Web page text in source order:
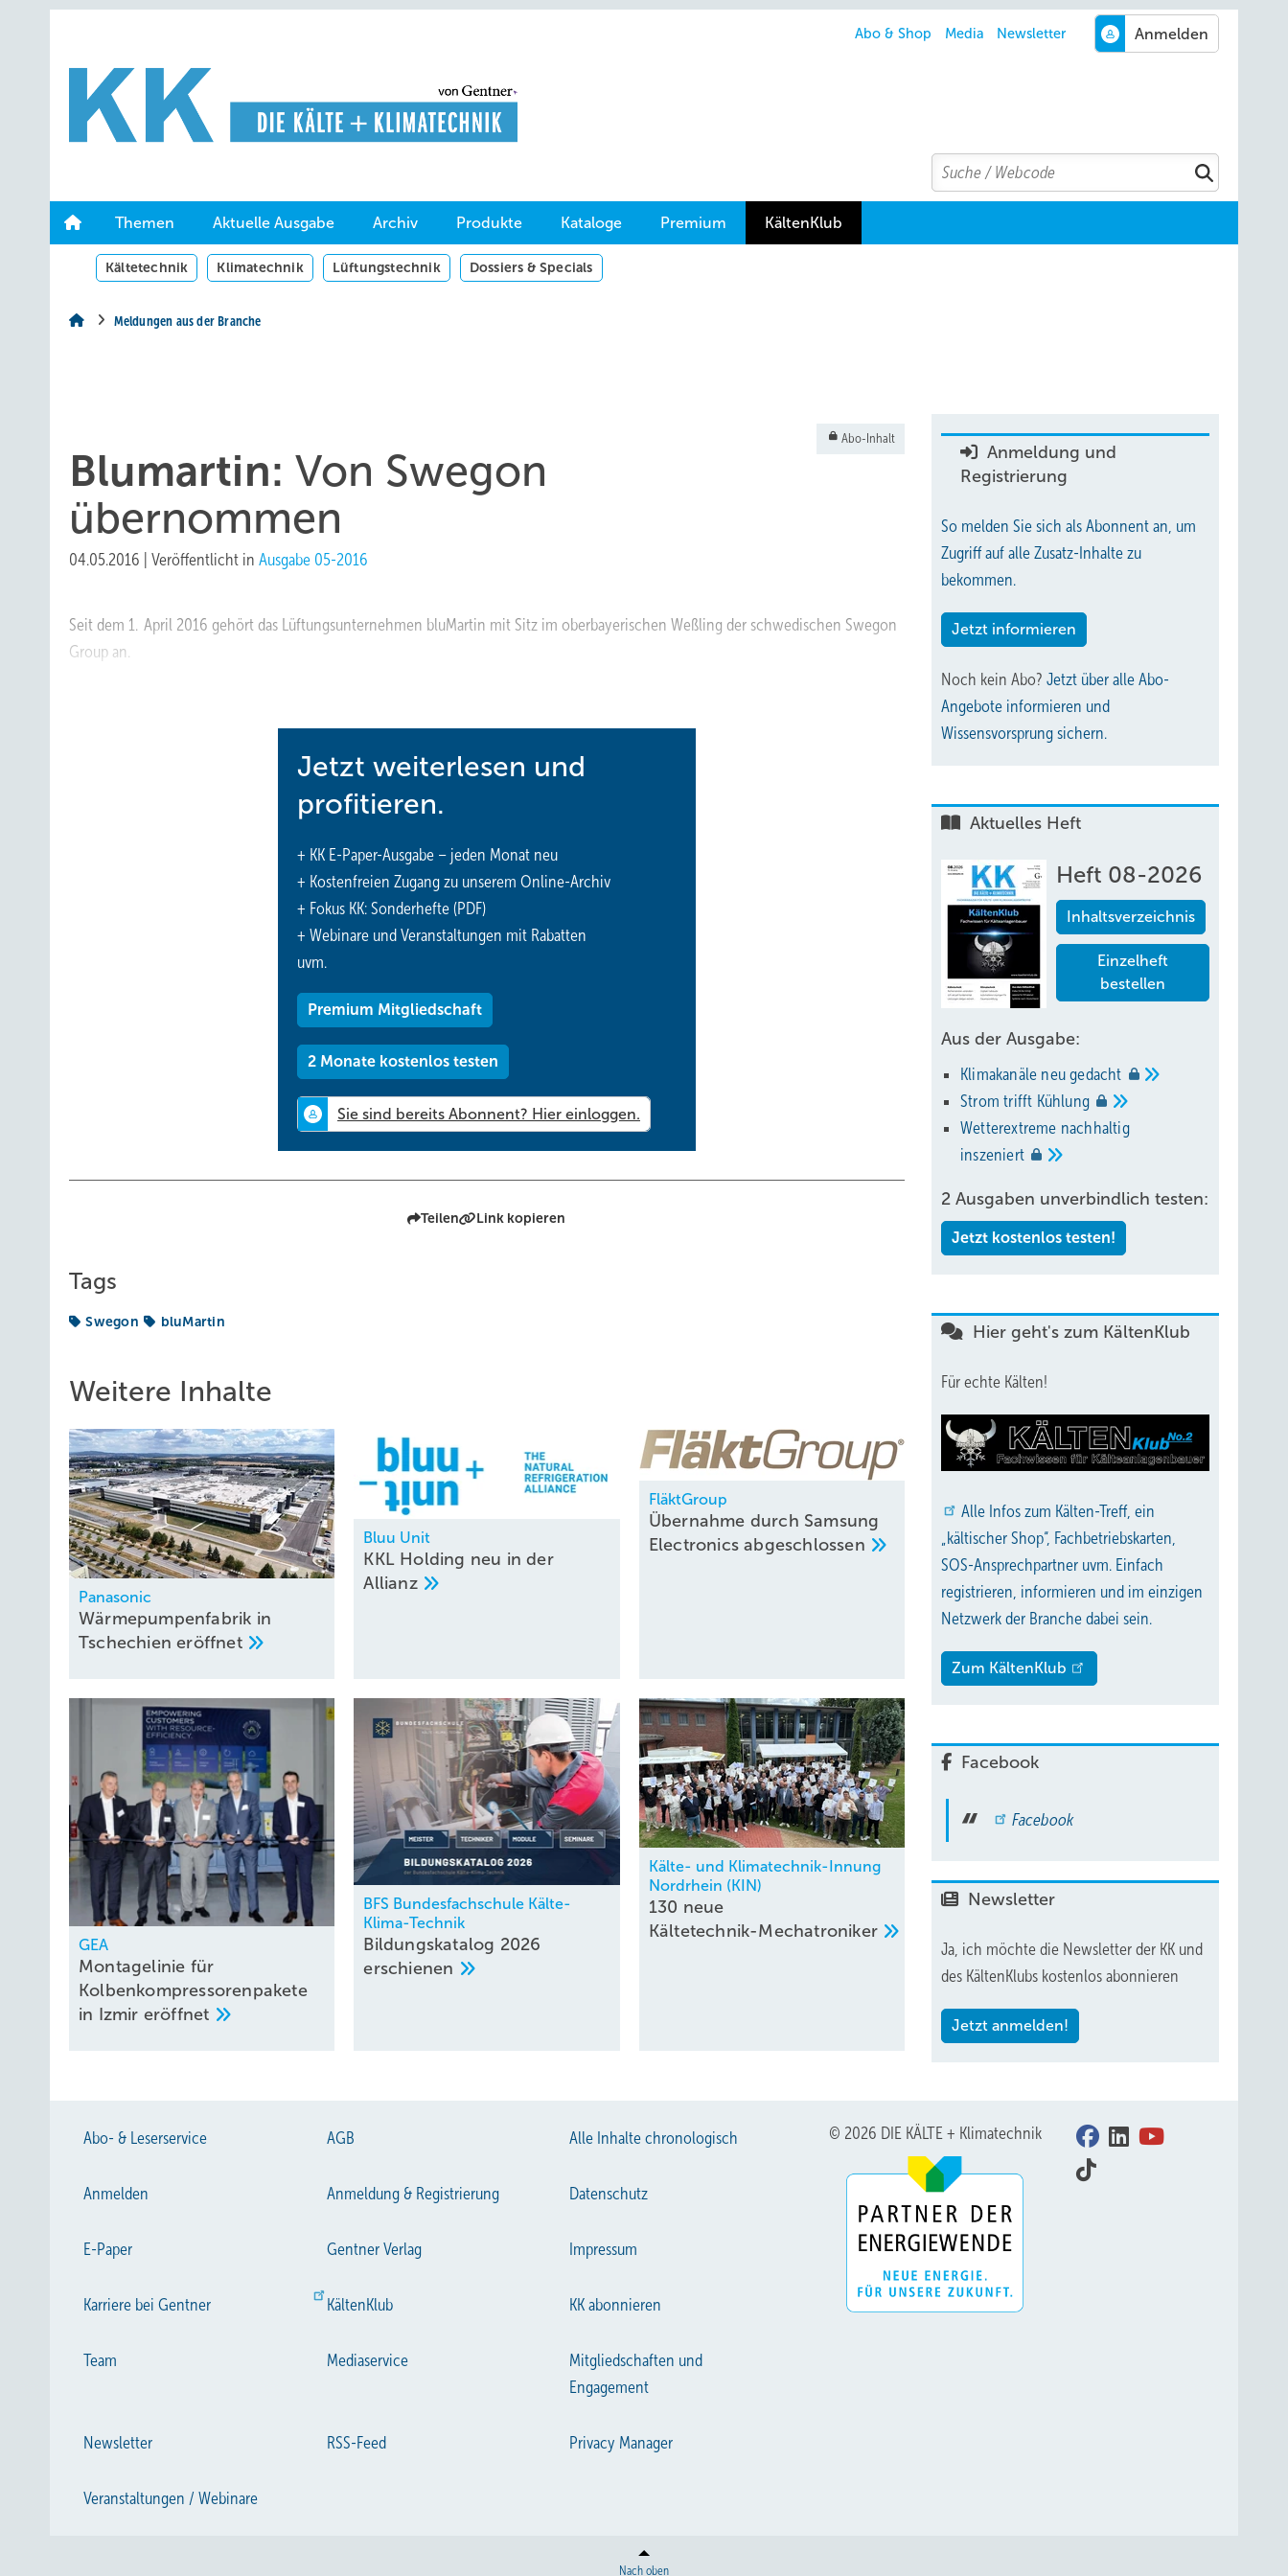
Hauptinhalt
Hauptmenü
Abo & Shop Media Newsletter
Search
Suchen
Themen Aktuelle Ausgabe Archiv Produkte Kataloge Premium KältenKlub
Kältetechnik Klimatechnik Lüftungstechnik Dossiers & Specials
Meldungen aus der Branche
Abo-Inhalt
Blumartin: Von Swegon
übernommen
04.05.2016 Veröffentlicht in Ausgabe 05-2016
Seit dem 1. April 2016 gehört das Lüftungsunternehmen bluMartin mit Sitz im oberbayerischen Weßling der schwedischen Swegon
Group an.
Jetzt weiterlesen und
profitieren.
+ KK E-Paper-Ausgabe – jeden Monat neu
+ Kostenfreien Zugang zu unserem Online-Archiv
+ Fokus KK: Sonderhefte (PDF)
+ Webinare und Veranstaltungen mit Rabatten
uvm.
Premium Mitgliedschaft
2 Monate kostenlos testen
Teilen Link kopieren
Tags
Swegon bluMartin
Weitere Inhalte
Panasonic
Wärmepumpenfabrik in
Tschechieneröffnet
Bluu Unit
KKL Holding neu in der
Allianz
FläktGroup
Übernahme durch Samsung
Electronicsabgeschlossen
GEA
Montagelinie für
Kolbenkompressorenpakete
in Izmir eröffnet
BFS Bundesfachschule Kälte-
Klima-Technik
Bildungskatalog 2026
erschienen
Kälte- und Klimatechnik-Innung
Nordrhein (KIN)
130 neue
Kältetechnik-Mechatroniker
Anmeldung und
Registrierung
So melden Sie sich als Abonnent an, um
Zugriff auf alle Zusatz-Inhalte zu
bekommen.
Jetzt informieren
Noch kein Abo? Jetzt über alle Abo-
Angebote informieren und
Wissensvorsprung sichern.
Aktuelles Heft
Heft 08-2026
Inhaltsverzeichnis
Einzelheft
bestellen
Aus der Ausgabe:
Klimakanäle neugedacht
Strom trifft Kühlung
Wetterextreme nachhaltig
inszeniert
2 Ausgaben unverbindlich testen:
Jetzt kostenlos testen!
Hier geht's zum KältenKlub
Für echte Kälten!
Alle Infos zum Kälten-Treff, ein
„kältischer Shop“, Fachbetriebskarten,
SOS-Ansprechpartner uvm. Einfach
registrieren, informieren und im einzigen
Netzwerk der Branche dabei sein.
Zum KältenKlub
Facebook
Facebook
Newsletter
Ja, ich möchte die Newsletter der KK und
des KältenKlubs kostenlos abonnieren
Jetzt anmelden!
Abo- & Leserservice AGB Alle Inhalte chronologisch
Anmelden Anmeldung & Registrierung Datenschutz
E-Paper Gentner Verlag Impressum
Karriere bei Gentner KältenKlub KK abonnieren
Team Mediaservice
Mitgliedschaften und
Engagement
Newsletter RSS-Feed Privacy Manager
Veranstaltungen / Webinare
© 2026 DIE KÄLTE + Klimatechnik
Nach oben